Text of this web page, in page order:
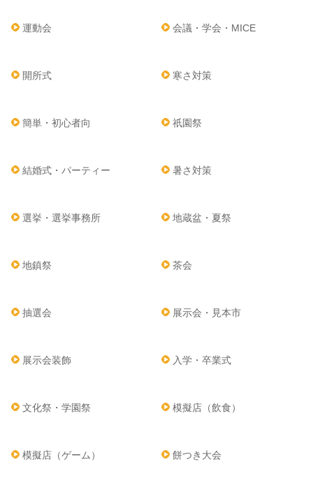
運動会 会議・学会・MICE
開所式 寒さ対策
簡単・初心者向 祇園祭
結婚式・パーティー 暑さ対策
選挙・選挙事務所 地蔵盆・夏祭
地鎮祭 茶会
抽選会 展示会・見本市
展示会装飾 入学・卒業式
文化祭・学園祭 模擬店（飲食）
模擬店（ゲーム） 餅つき大会